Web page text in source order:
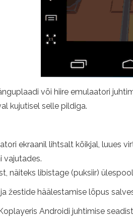
või hiire emulaatori
kujutisel selle pildiga.
ekraanil lihtsalt kõikjal, luues
vajutades.
näiteks libistage (puksiir)
žestide häälestamise lõpus
Androidi juhtimise